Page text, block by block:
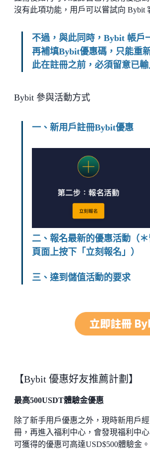
沒有此項功能，用戶可以嘗試向 Bybit
不過，與此同時，Bybit 帳戶
再補填Bybit優惠碼，只能重
此在註冊之前，必須留意已
Bybit 參與活動方式
一、新用戶註冊Bybit優惠
二、報名最新的優惠活動（
頁面上按下「立刻報名」）
三、達到儲值活動的要求
【Bybit 優惠好友推薦計劃】
最高500USDT體驗金優惠
除了新手用戶優惠之外，現時新用戶
冊，再進入福利中心，會發現福利中
可獲得的優惠可高達USD$500體驗金。